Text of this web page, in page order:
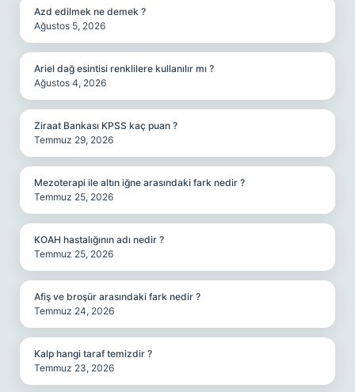
Azd edilmek ne demek ?
Ağustos 5, 2026
Ariel dağ esintisi renklilere kullanılır mı ?
Ağustos 4, 2026
Ziraat Bankası KPSS kaç puan ?
Temmuz 29, 2026
Mezoterapi ile altın iğne arasındaki fark nedir ?
Temmuz 25, 2026
KOAH hastalığının adı nedir ?
Temmuz 25, 2026
Afiş ve broşür arasındaki fark nedir ?
Temmuz 24, 2026
Kalp hangi taraf temizdir ?
Temmuz 23, 2026